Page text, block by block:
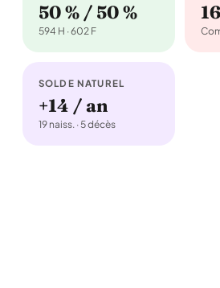
50 % / 50 %
594 H · 602 F
SOLDE NATUREL
+14 / an
19 naiss. · 5 décès